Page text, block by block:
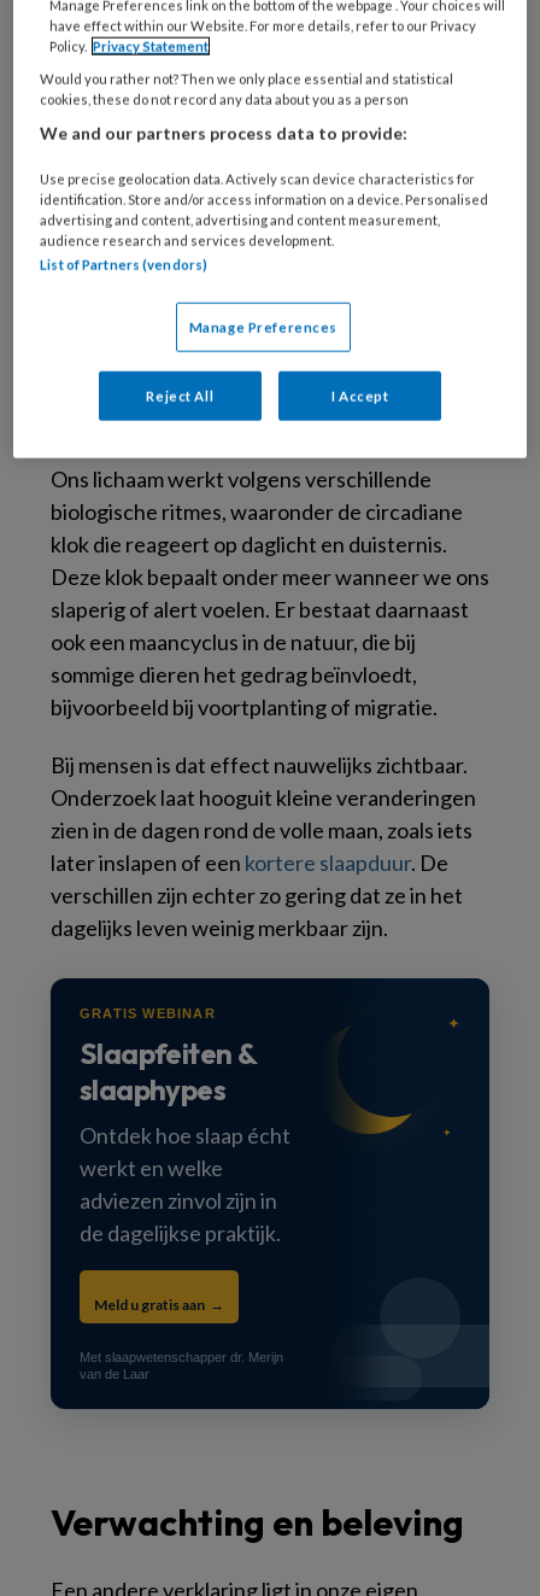
verspreidt.
Hoewel de maan wel degelijk invloed heeft op
eb en vloed, is het maar de vraag of die kracht
zwaartekracht is daarvoor te zwak, en het licht
van de maan is minimaal – ongeveer een halve
lux, terwijl een brandende kaars al het dubbele
Biologische ritmes en licht
Ons lichaam werkt volgens verschillende
biologische ritmes, waaronder de circadiane
klok die reageert op daglicht en duisternis.
Deze klok bepaalt onder meer wanneer we ons
slaperig of alert voelen. Er bestaat daarnaast
ook een maancyclus in de natuur, die bij
sommige dieren het gedrag beïnvloedt,
bijvoorbeeld bij voortplanting of migratie.
Bij mensen is dat effect nauwelijks zichtbaar.
Onderzoek laat hooguit kleine veranderingen
zien in de dagen rond de volle maan, zoals iets
later inslapen of een kortere slaapduur. De
verschillen zijn echter zo gering dat ze in het
dagelijks leven weinig merkbaar zijn.
GRATIS WEBINAR
Slaapfeiten &
slaaphypes
Ontdek hoe slaap écht
werkt en welke
adviezen zinvol zijn in
de dagelijkse praktijk.
Meld u gratis aan →
Met slaapwetenschapper dr. Merijn
van de Laar
✦
✦
●
Verwachting en beleving
Een andere verklaring ligt in onze eigen
Manage Preferences link on the bottom of the webpage . Your choices will
have effect within our Website. For more details, refer to our Privacy
Policy. Privacy Statement
Would you rather not? Then we only place essential and statistical
cookies, these do not record any data about you as a person
We and our partners process data to provide:
Use precise geolocation data. Actively scan device characteristics for
identification. Store and/or access information on a device. Personalised
advertising and content, advertising and content measurement,
audience research and services development.
List of Partners (vendors)
Manage Preferences
Reject All I Accept